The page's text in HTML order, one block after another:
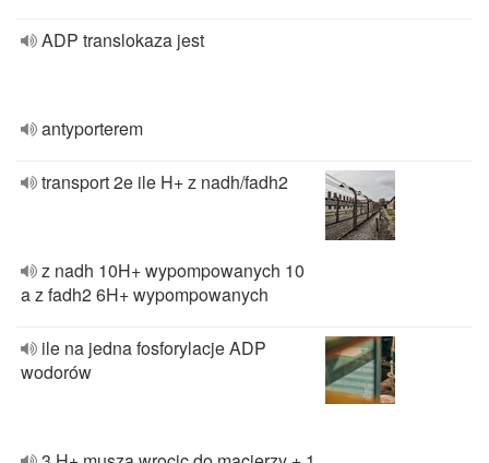
ADP translokaza jest
antyporterem
transport 2e ile H+ z nadh/fadh2
z nadh 10H+ wypompowanych 10
a z fadh2 6H+ wypompowanych
ile na jedna fosforylacje ADP
wodorów